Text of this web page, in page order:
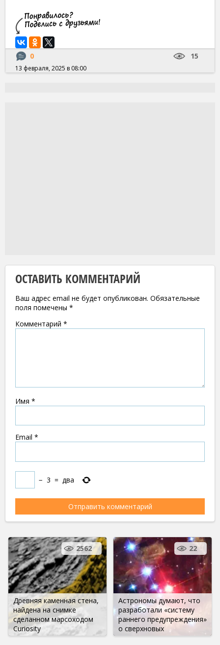
0 15
13 февраля, 2025 в 08:00
ОСТАВИТЬ КОММЕНТАРИЙ
Ваш адрес email не будет опубликован. Обязательные
поля помечены *
Комментарий *
Имя *
Email *
− 3 = два
Древняя каменная стена,
найдена на снимке
сделанном марсоходом
Curiosity
2562
Астрономы думают, что
разработали «систему
раннего предупреждения»
о сверхновых
22